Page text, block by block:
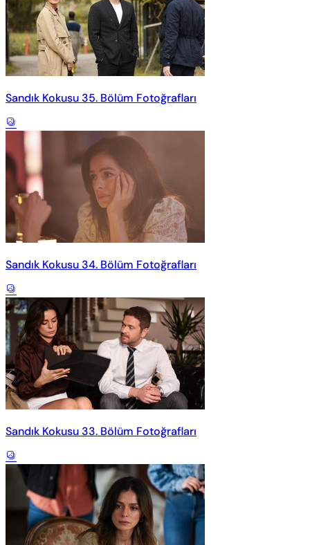
Sandık Kokusu 35. Bölüm Fotoğrafları
Sandık Kokusu 34. Bölüm Fotoğrafları
Sandık Kokusu 33. Bölüm Fotoğrafları